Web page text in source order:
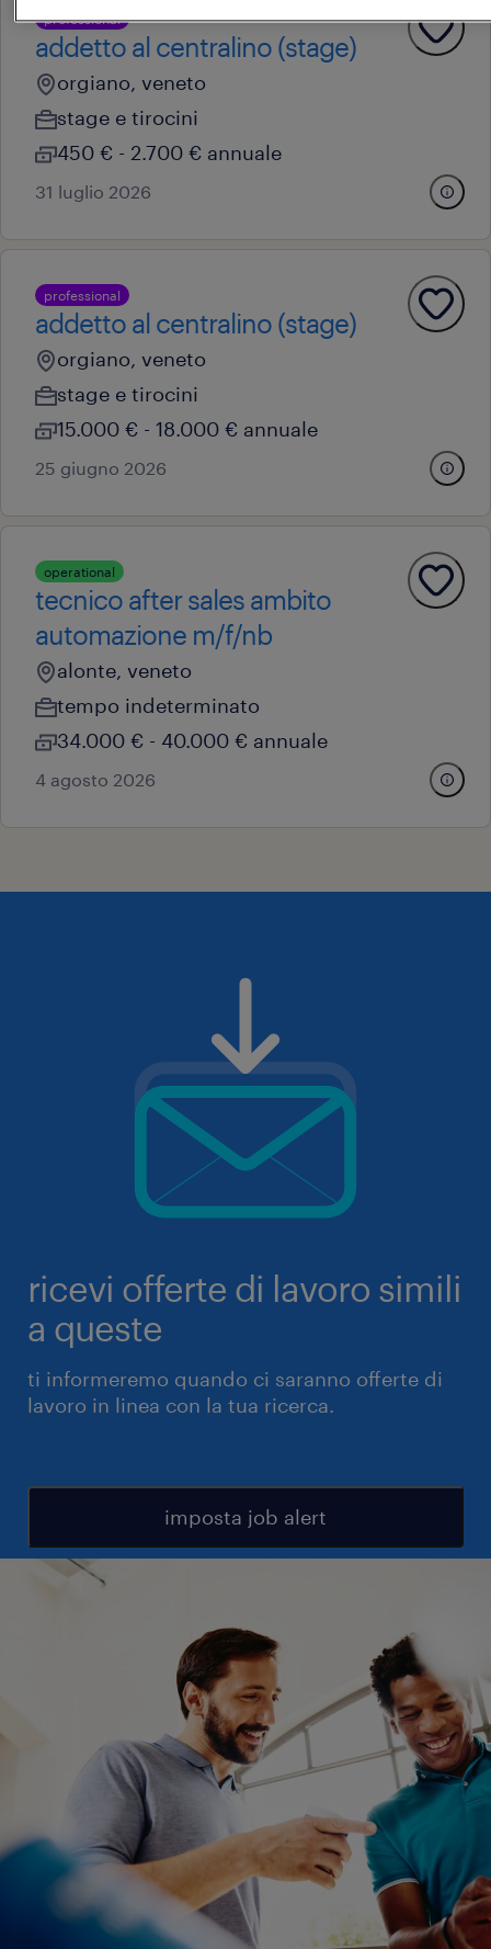
professional
addetto al centralino (stage)
orgiano, veneto
stage e tirocini
450 € - 2.700 € annuale
31 luglio 2026
professional
addetto al centralino (stage)
orgiano, veneto
stage e tirocini
15.000 € - 18.000 € annuale
25 giugno 2026
operational
tecnico after sales ambito
automazione m/f/nb
alonte, veneto
tempo indeterminato
34.000 € - 40.000 € annuale
4 agosto 2026
ricevi offerte di lavoro simili
a queste
ti informeremo quando ci saranno offerte di
lavoro in linea con la tua ricerca.
imposta job alert